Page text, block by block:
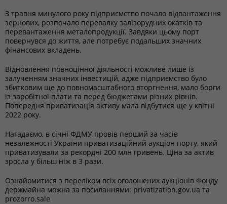
З травня минулого року підприємство почало відвантаження
зернових, розпочало перевалку залізорудних окатків та
перевантаження металопродукції. Завдяки цьому порт
повернувся до життя, але потребує подальших значних
фінансових вкладень.
Відновлення повноцінної діяльності можливе лише із
залученням значних інвестицій, адже підприємство було
збитковим ще до повномасштабного вторгнення, мало борги
із заробітної плати та перед бюджетами різних рівнів.
Попередня приватизація активу мала відбутися ще у квітні
2022 року.
Нагадаємо, в січні ФДМУ провів перший за часів
незалежності України приватизаційний аукціон порту, який
приватизували за рекордні 200 млн гривень. Ціна за актив
зросла у більш ніж в 3 рази.
Ознайомитися з переліком всіх оголошених аукціонів Фонду
держмайна можна за посиланнями: privatization.gov.ua та
prozorro.sale